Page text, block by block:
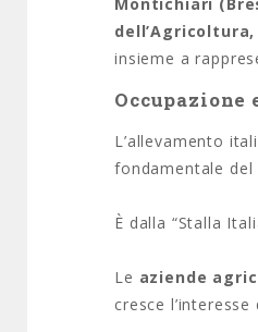
insieme a
Occupazione
L’allevamento
fondamentale del
È dalla “Stalla
Le aziende
cresce l’interesse